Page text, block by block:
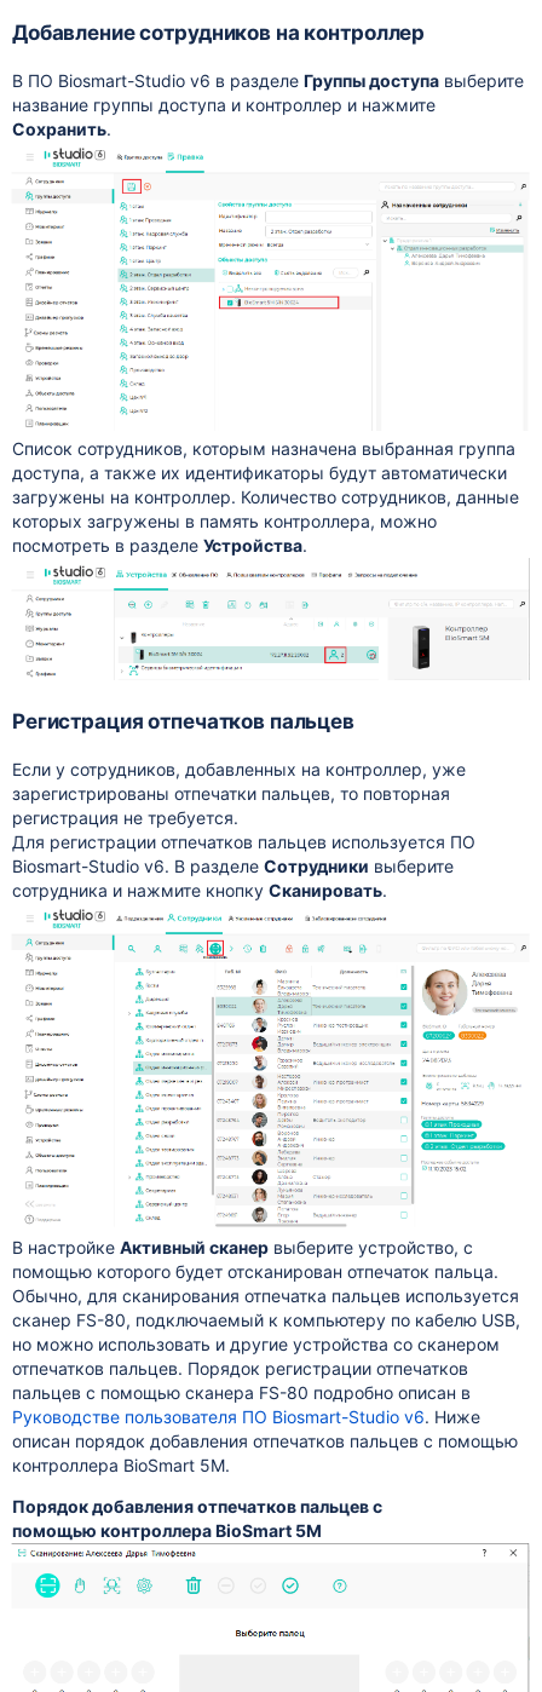
Добавление сотрудников на контроллер
В ПО Biosmart-Studio v6 в разделе Группы доступавыберите
название группы доступа и контроллер и нажмите
Сохранить.
Список сотрудников, которым назначена выбранная группа
доступа, а также их идентификаторы будут автоматически
загружены на контроллер. Количество сотрудников, данные
которых загружены в память контроллера, можно
посмотреть в разделе Устройства.
Регистрация отпечатков пальцев
Если у сотрудников, добавленных на контроллер, уже
зарегистрированы отпечатки пальцев, то повторная
регистрация не требуется.
Для регистрации отпечатков пальцев используется ПО
Biosmart-Studio v6. В разделе Сотрудники выберите
сотрудника и нажмите кнопку Сканировать.
В настройке Активный сканервыберите устройство, с
помощью которого будет отсканирован отпечаток пальца.
Обычно, для сканирования отпечатка пальцев используется
сканер FS-80, подключаемый к компьютеру по кабелю USB,
но можно использовать и другие устройства со сканером
отпечатков пальцев. Порядок регистрации отпечатков
пальцев с помощью сканера FS-80 подробно описан в
Руководстве пользователя ПО Biosmart-Studio v6. Ниже
описан порядок добавления отпечатков пальцев с помощью
контроллера BioSmart 5M.
Порядок добавления отпечатков пальцев с
помощью контроллера BioSmart 5M